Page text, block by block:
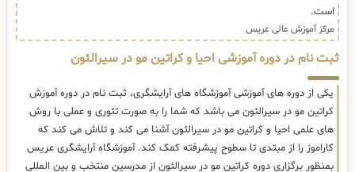
است.
مرکز آموزش عالی عریس
ثبت نام در دوره آموزشی احیا و کراتین مو در سیرالئون
یکی از دوره های آموزشی آموزشگاه های آرایشگری، ثبت نام در دوره آموزش
کراتین مو در سیرالئون می باشد که شما را به صورت تئوری و عملی با روش
های علمی احیا و کراتین مو در سیرالئون آشنا می کند و تلاش می کند که
کاراموز را از مبتدی تا سطوح پیشرفته کمک کند. آموزشگاه آرایشگری عریس
بمنظور برگزاری دوره کراتین مو در سیرالئون از مدرسین منتخب و بین المللی